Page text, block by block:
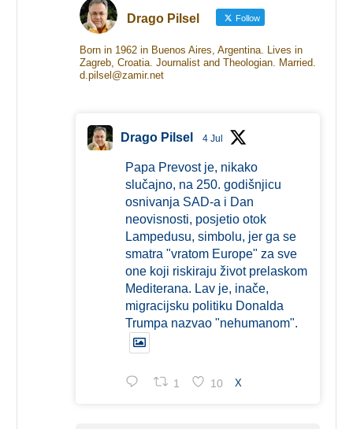
Drago Pilsel Follow
Born in 1962 in Buenos Aires, Argentina. Lives in
Zagreb, Croatia. Journalist and Theologian. Married.
d.pilsel@zamir.net
Drago Pilsel 4 Jul
Papa Prevost je, nikako
slučajno, na 250. godišnjicu
osnivanja SAD-a i Dan
neovisnosti, posjetio otok
Lampedusu, simbolu, jer ga se
smatra "vratom Europe" za sve
one koji riskiraju život prelaskom
Mediterana. Lav je, inače,
migracijsku politiku Donalda
Trumpa nazvao "nehumanom".
1 10 X